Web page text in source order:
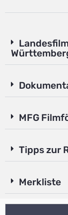
MFG
Tipps zur
Merkliste